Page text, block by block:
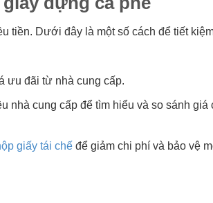
tiền. Dưới đây là một số cách để tiết
đãi từ nhà cung cấp.
nhà cung cấp để tìm hiểu và so sánh giá
giấy tái chếđể giảm chi phí và bảo vệ